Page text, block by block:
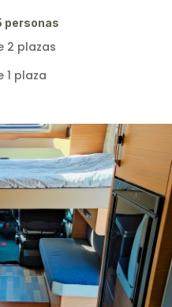
personas
2 plazas
1 plaza